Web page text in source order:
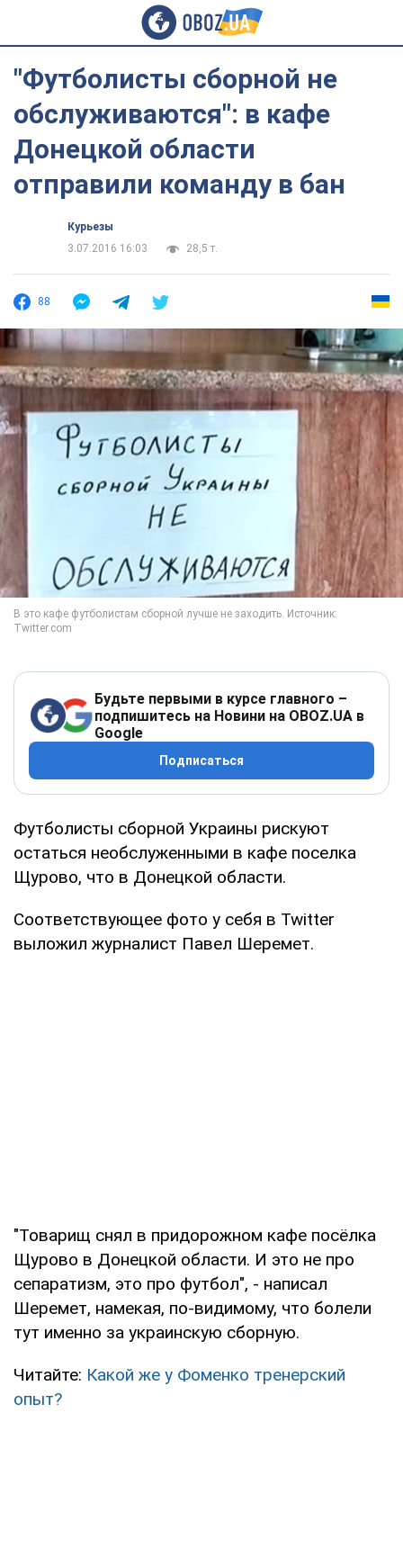
"Футболисты сборной не
обслуживаются": в кафе
Донецкой области
отправили команду в бан
Курьезы
3.07.2016 16:03
28,5 т.
88
Будьте первыми в курсе главного –
подпишитесь на Новини на OBOZ.UA в
Google
Подписаться
Футболисты сборной Украины рискуют
остаться необслуженными в кафе поселка
Щурово, что в Донецкой области.
Соответствующее фото у себя в Twitter
выложил журналист Павел Шеремет.
"Товарищ снял в придорожном кафе посёлка
Щурово в Донецкой области. И это не про
сепаратизм, это про футбол", - написал
Шеремет, намекая, по-видимому, что болели
тут именно за украинскую сборную.
Читайте: Какой же у Фоменко тренерский
опыт?